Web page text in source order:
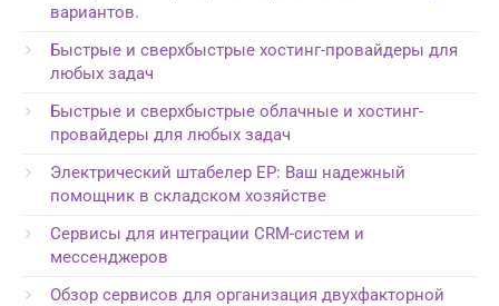
вариантов.
Быстрые и сверхбыстрые хостинг-провайдеры для
любых задач
Быстрые и сверхбыстрые облачные и хостинг-
провайдеры для любых задач
Электрический штабелер EP: Ваш надежный
помощник в складском хозяйстве
Сервисы для интеграции CRM-систем и
мессенджеров
Обзор сервисов для организация двухфакторной